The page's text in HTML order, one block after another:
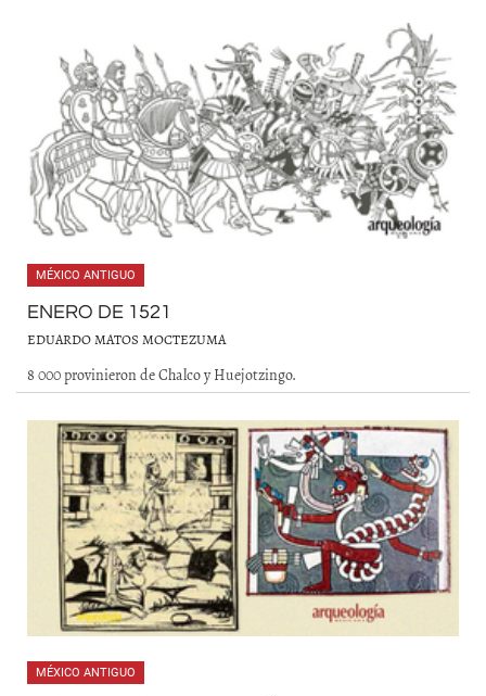
MÉXICO ANTIGUO
ENERO DE 1521
EDUARDO MATOS MOCTEZUMA
8 000 provinieron de Chalco y Huejotzingo.
MÉXICO ANTIGUO